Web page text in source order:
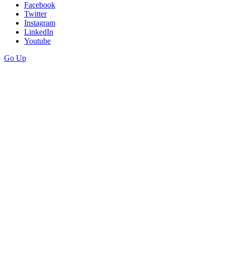
Facebook
Twitter
Instagram
LinkedIn
Youtube
Go Up